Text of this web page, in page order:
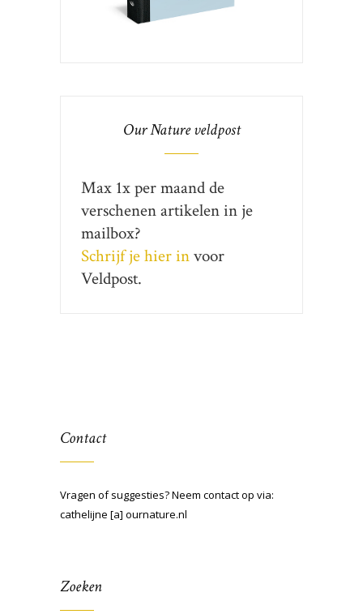
Our Nature veldpost
Max 1x per maand de
verschenen artikelen in je
mailbox?
Schrijf je hier invoor
Veldpost.
Contact
Vragen of suggesties? Neem contact op via:
cathelijne [a] ournature.nl
Zoeken